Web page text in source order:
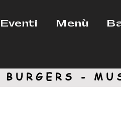
Eventi Menù
BURGERS -